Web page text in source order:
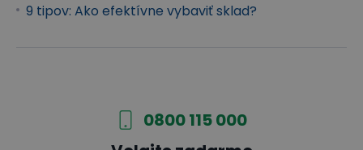
9 tipov: Ako efektívne vybaviť sklad?
0800 115 000